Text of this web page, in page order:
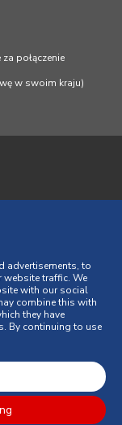
połączenie
w swoim kraju)
advertisements, to
traffic. We
with our social
combine this with
they have
By continuing to use